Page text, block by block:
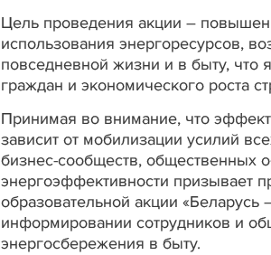
Цель проведения акции –
использования энергоресурсов,
повседневной жизни и в быту, что
граждан и экономического роста
Принимая во внимание, что
зависит от мобилизации усилий
бизнес-сообществ, общественных
энергоэффективности призывает
образовательной акции «Беларусь
информировании сотрудников и
энергосбережения в быту.